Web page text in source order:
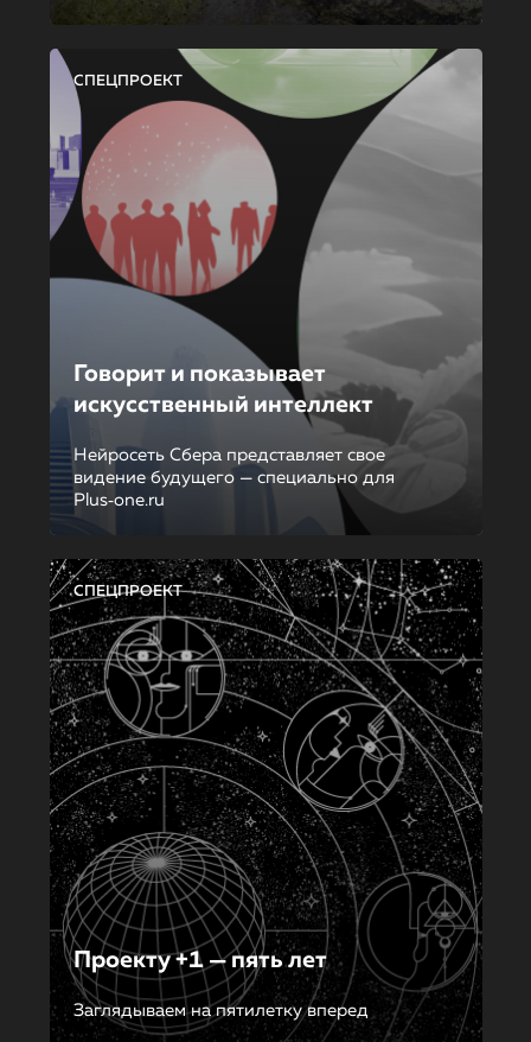
СПЕЦПРОЕКТ
Говорит и показывает
искусственный интеллект
Нейросеть Сбера представляет свое
видение будущего — специально для
Plus‑one.ru
СПЕЦПРОЕКТ
Проекту +1 — пять лет
Заглядываем на пятилетку вперед